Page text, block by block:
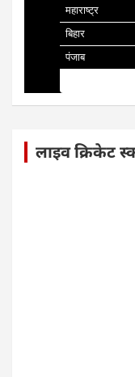
महाराष्ट्र
बिहार
पंजाब
लाइव क्रिकेट